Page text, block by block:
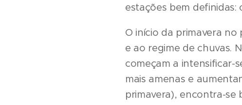
estações bem definidas:
O início da primavera
e ao regime de chuvas.
começam a intensificar-
mais amenas e
primavera), encontra-se